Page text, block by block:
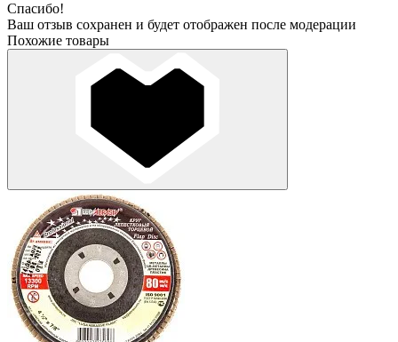
Спасибо!
Ваш отзыв сохранен и будет отображен после модерации
Похожие товары